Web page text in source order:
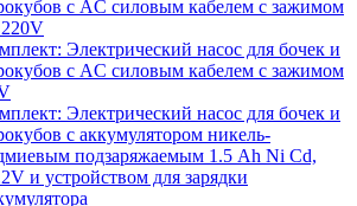
с AC силовым кабелем с зажимом
Электрический насос для бочек и
с AC силовым кабелем с зажимом
Электрический насос для бочек и
с аккумулятором никель-
подзаряжаемым 1.5 Ah Ni Cd,
и устройством для зарядки